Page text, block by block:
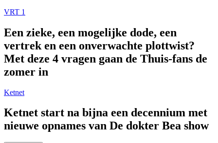
VRT 1
Een zieke, een mogelijke dode, een
vertrek en een onverwachte plottwist?
Met deze 4 vragen gaan de Thuis-fans de
zomer in
Ketnet
Ketnet start na bijna een decennium met
nieuwe opnames van De dokter Bea show